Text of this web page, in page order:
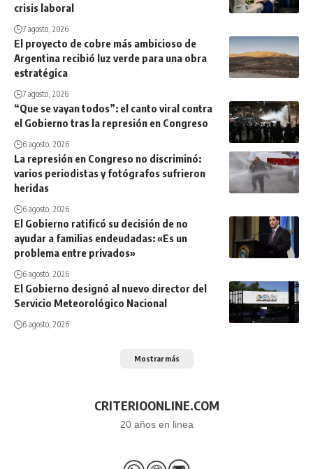
crisis laboral
7 agosto, 2026
El proyecto de cobre más ambicioso de
Argentina recibió luz verde para una obra
estratégica
7 agosto, 2026
“Que se vayan todos”: el canto viral contra
el Gobierno tras la represión en Congreso
6 agosto, 2026
La represión en Congreso no discriminó:
varios periodistas y fotógrafos sufrieron
heridas
6 agosto, 2026
El Gobierno ratificó su decisión de no
ayudar a familias endeudadas: «Es un
problema entre privados»
6 agosto, 2026
El Gobierno designó al nuevo director del
Servicio Meteorológico Nacional
6 agosto, 2026
Mostrar más
CRITERIOONLINE.COM
20 años en linea